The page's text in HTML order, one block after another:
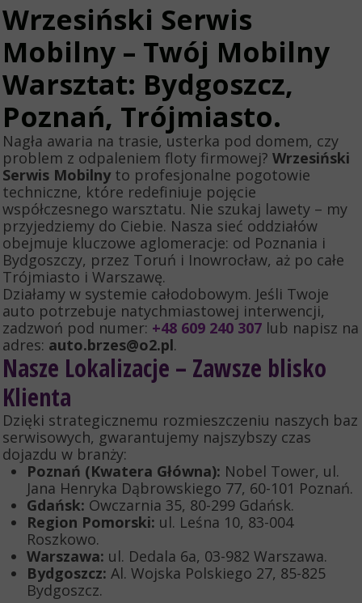
Wrzesiński Serwis
Mobilny – Twój Mobilny
Warsztat: Bydgoszcz,
Poznań, Trójmiasto.
Nagła awaria na trasie, usterka pod domem, czy
problem z odpaleniem floty firmowej? Wrzesiński
Serwis Mobilnyto profesjonalne pogotowie
techniczne, które redefiniuje pojęcie
współczesnego warsztatu. Nie szukaj lawety – my
przyjedziemy do Ciebie. Nasza sieć oddziałów
obejmuje kluczowe aglomeracje: od Poznania i
Bydgoszczy, przez Toruń i Inowrocław, aż po całe
Trójmiasto i Warszawę.
Działamy w systemie całodobowym. Jeśli Twoje
auto potrzebuje natychmiastowej interwencji,
zadzwoń pod numer: +48 609 240 307 lub napisz na
adres: auto.brzes@o2.pl.
Nasze Lokalizacje – Zawsze blisko
Klienta
Dzięki strategicznemu rozmieszczeniu naszych baz
serwisowych, gwarantujemy najszybszy czas
dojazdu w branży:
Poznań (Kwatera Główna): Nobel Tower, ul.
Jana Henryka Dąbrowskiego 77, 60-101 Poznań.
Gdańsk: Owczarnia 35, 80-299 Gdańsk.
Region Pomorski: ul. Leśna 10, 83-004
Roszkowo.
Warszawa: ul. Dedala 6a, 03-982 Warszawa.
Bydgoszcz: Al. Wojska Polskiego 27, 85-825
Bydgoszcz.